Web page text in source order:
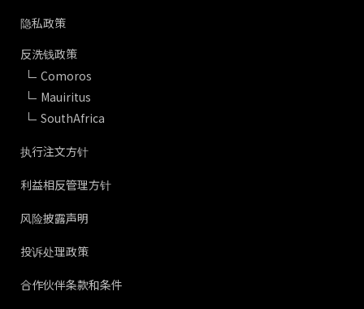
隐私政策
反洗钱政策
Comoros
Mauiritus
SouthAfrica
执行注文方针
利益相反管理方针
风险披露声明
投诉处理政策
合作伙伴条款和条件